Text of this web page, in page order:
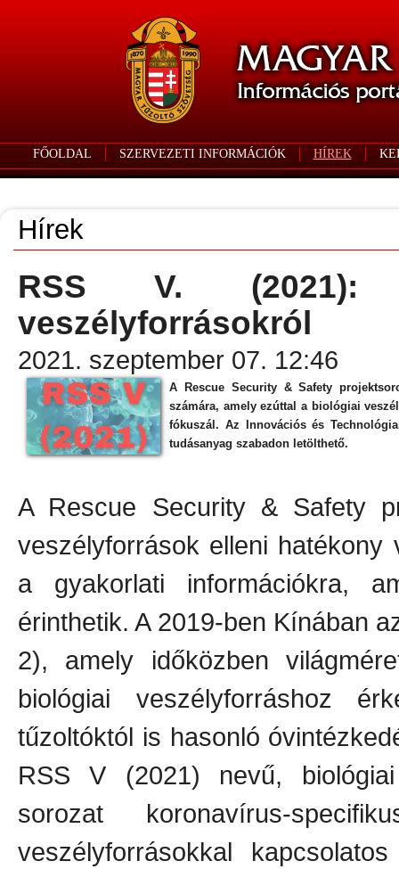
FŐOLDAL SZERVEZETI INFORMÁCIÓK HÍREK
Hírek
RSS V. (2021):
veszélyforrásokról
2021. szeptember 07. 12:46
A Rescue Security & Safety
számára, amely ezúttal a biológiai
fókuszál. Az Innovációs és
tudásanyag szabadon letölthető.
A Rescue Security & Safety
veszélyforrások elleni
a gyakorlati információkra,
érinthetik. A 2019-ben Kínában
2), amely időközben
biológiai veszélyforráshoz
tűzoltóktól is hasonló
RSS V (2021) nevű,
sorozat koronavírus-
veszélyforrásokkal